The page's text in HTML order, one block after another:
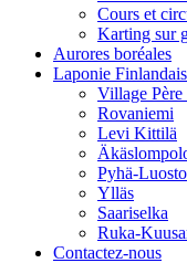
Cours et
Karting sur
Aurores boréales
Laponie
Village
Rovaniemi
Levi Kittilä
Pyhä-Luosto
Ylläs
Saariselka
Ruka-
Contactez-nous